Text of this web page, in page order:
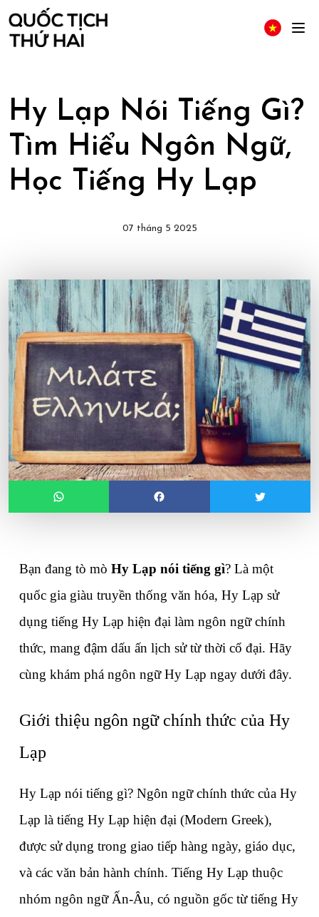
Hy Lạp Nói Tiếng Gì?
Tìm Hiểu Ngôn Ngữ,
Học Tiếng Hy Lạp
07 tháng 5 2025
Bạn đang tò mò Hy Lạp nói tiếng gì? Là một
quốc gia giàu truyền thống văn hóa, Hy Lạp sử
dụng tiếng Hy Lạp hiện đại làm ngôn ngữ chính
thức, mang đậm dấu ấn lịch sử từ thời cổ đại. Hãy
cùng khám phá ngôn ngữ Hy Lạp ngay dưới đây.
Giới thiệu ngôn ngữ chính thức của Hy
Lạp
Hy Lạp nói tiếng gì? Ngôn ngữ chính thức của Hy
Lạp là tiếng Hy Lạp hiện đại (Modern Greek),
được sử dụng trong giao tiếp hàng ngày, giáo dục,
và các văn bản hành chính. Tiếng Hy Lạp thuộc
nhóm ngôn ngữ Ấn-Âu, có nguồn gốc từ tiếng Hy